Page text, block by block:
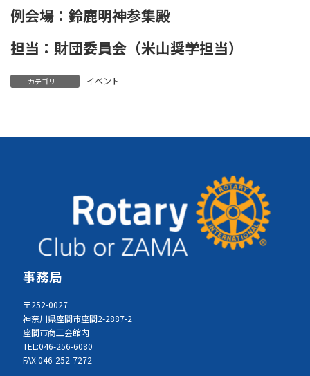
例会場：鈴鹿明神参集殿
担当：財団委員会（米山奨学担当）
カテゴリー イベント
事務局
〒252-0027
神奈川県座間市座間2-2887-2
座間市商工会館内
TEL:046-256-6080
FAX:046-252-7272